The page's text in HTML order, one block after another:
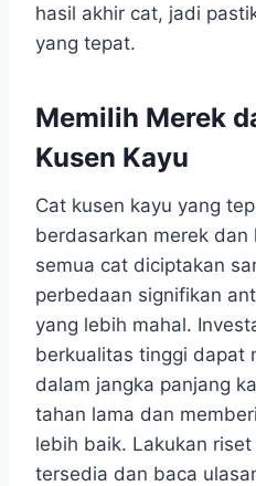
hasil akhir cat, jadi
yang tepat.
Memilih Merek
Kusen Kayu
Cat kusen kayu yang
berdasarkan merek
semua cat diciptakan
perbedaan signifikan
yang lebih mahal.
berkualitas tinggi dapat
dalam jangka panjang
tahan lama dan
lebih baik. Lakukan
tersedia dan baca